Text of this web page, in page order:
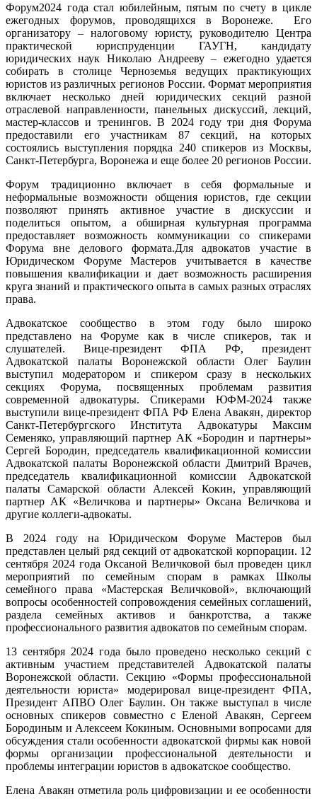
Форум2024 года стал юбилейным, пятым по счету в цикле
ежегодных форумов, проводящихся в Воронеже. Его
организатору – налоговому юристу, руководителю Центра
практической юриспруденции ГАУГН, кандидату
юридических наук Николаю Андрееву – ежегодно удается
собирать в столице Черноземья ведущих практикующих
юристов из различных регионов России. Формат мероприятия
включает несколько дней юридических секций разной
отраслевой направленности, панельных дискуссий, лекций,
мастер-классов и тренингов. В 2024 году три дня Форума
предоставили его участникам 87 секций, на которых
состоялись выступления порядка 240 спикеров из Москвы,
Санкт-Петербурга, Воронежа и еще более 20 регионов России.
Форум традиционно включает в себя формальные и
неформальные возможности общения юристов, где секции
позволяют принять активное участие в дискуссии и
поделиться опытом, а обширная культурная программа
предоставляет возможность коммуникации со спикерами
Форума вне делового формата.Для адвокатов участие в
Юридическом Форуме Мастеров учитывается в качестве
повышения квалификации и дает возможность расширения
круга знаний и практического опыта в самых разных отраслях
права.
Адвокатское сообщество в этом году было широко
представлено на Форуме как в числе спикеров, так и
слушателей. Вице-президент ФПА РФ, президент
Адвокатской палаты Воронежской области Олег Баулин
выступил модератором и спикером сразу в нескольких
секциях Форума, посвященных проблемам развития
современной адвокатуры. Спикерами ЮФМ-2024 также
выступили вице-президент ФПА РФ Елена Авакян, директор
Санкт-Петербургского Института Адвокатуры Максим
Семеняко, управляющий партнер АК «Бородин и партнеры»
Сергей Бородин, председатель квалификационной комиссии
Адвокатской палаты Воронежской области Дмитрий Врачев,
председатель квалификационной комиссии Адвокатской
палаты Самарской области Алексей Кокин, управляющий
партнер АК «Величкова и партнеры» Оксана Величкова и
другие коллеги-адвокаты.
В 2024 году на Юридическом Форуме Мастеров был
представлен целый ряд секций от адвокатской корпорации. 12
сентября 2024 года Оксаной Величковой был проведен цикл
мероприятий по семейным спорам в рамках Школы
семейного права «Мастерская Величковой», включающий
вопросы особенностей сопровождения семейных соглашений,
раздела семейных активов и банкротства, а также
профессионального развития адвокатов по семейным спорам.
13 сентября 2024 года было проведено несколько секций с
активным участием представителей Адвокатской палаты
Воронежской области. Секцию «Формы профессиональной
деятельности юриста» модерировал вице-президент ФПА,
Президент АПВО Олег Баулин. Он также выступал в числе
основных спикеров совместно с Еленой Авакян, Сергеем
Бородиным и Алексеем Кокиным. Основными вопросами для
обсуждения стали особенности адвокатской фирмы как новой
формы организации профессиональной деятельности и
проблемы интеграции юристов в адвокатское сообщество.
Елена Авакян отметила роль цифровизации и ее особенности